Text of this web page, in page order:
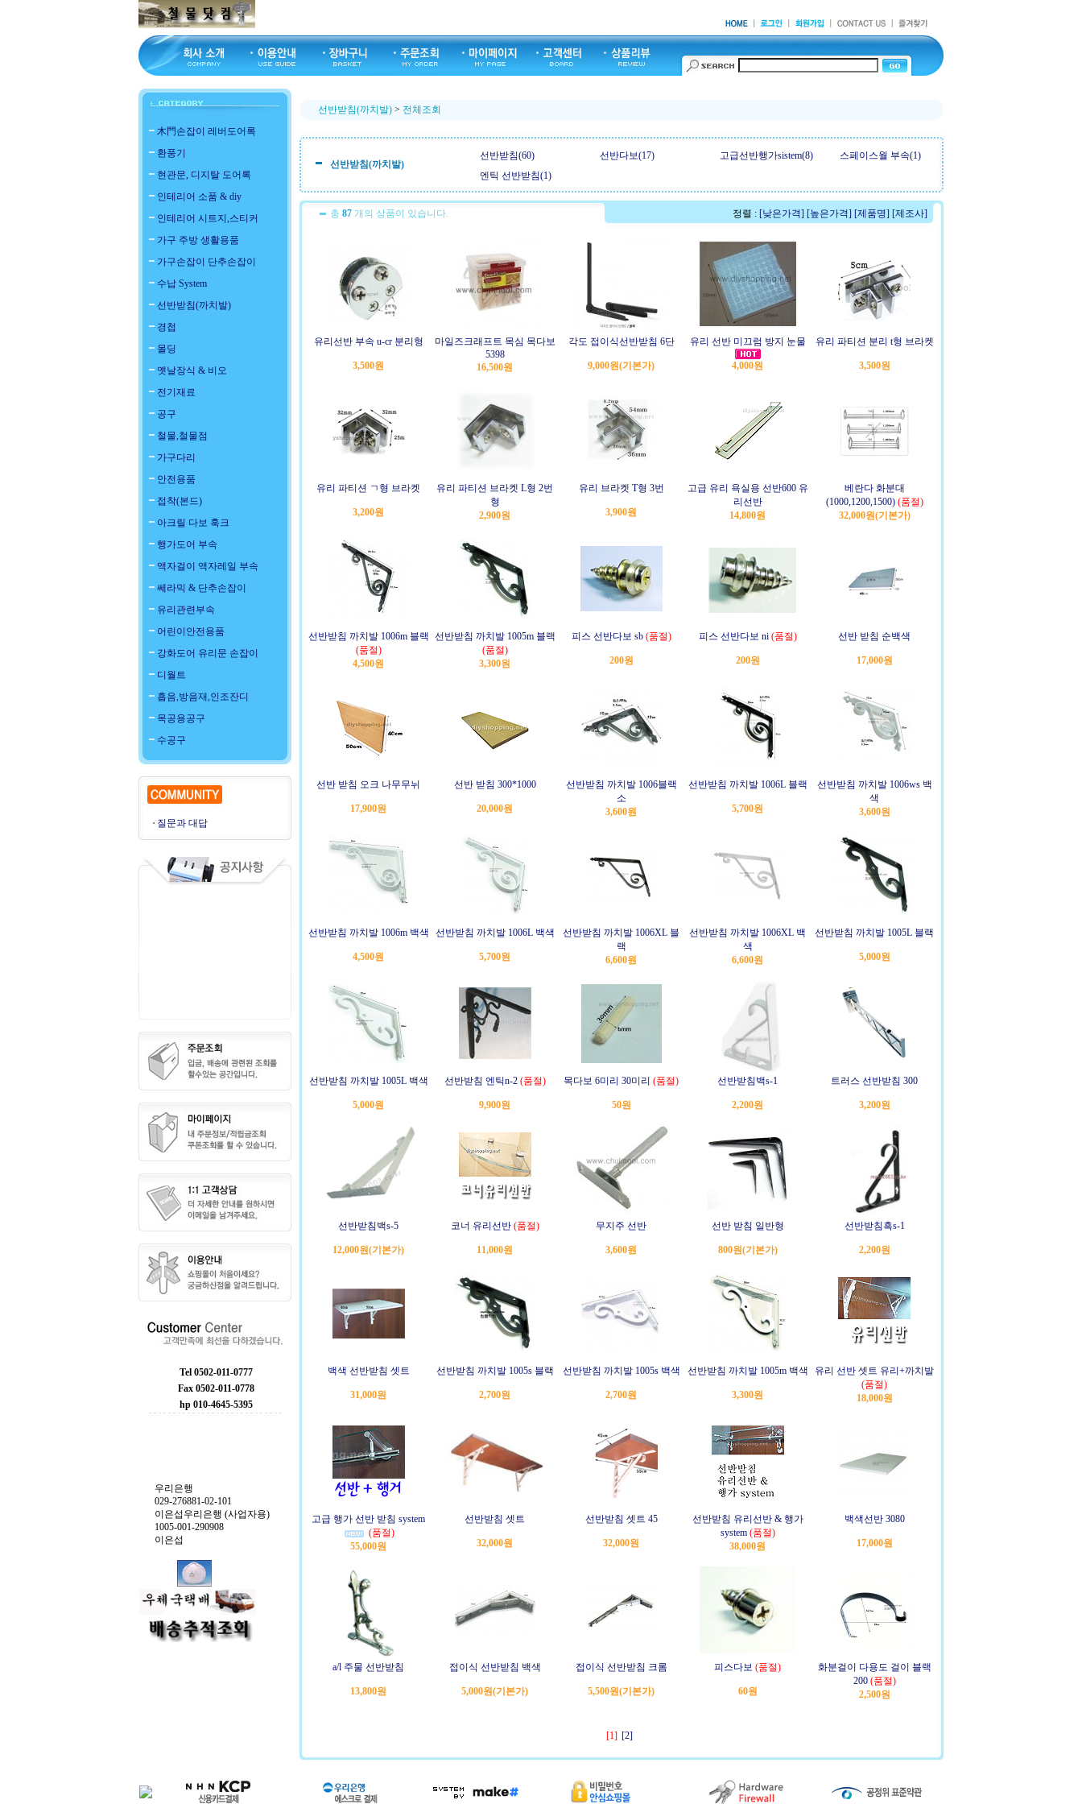
木門손잡이 레버도어록
환풍기
현관문, 디지탈 도어록
인테리어 소품 & diy
인테리어 시트지,스티커
가구 주방 생활용품
가구손잡이 단추손잡이
수납 System
선반받침(까치발)
경첩
몰딩
옛날장식 & 비오
전기재료
공구
철물,철물점
가구다리
안전용품
접착(본드)
아크릴 다보 훅크
행가도어 부속
액자걸이 액자레일 부속
쎄라믹 & 단추손잡이
유리관련부속
어린이안전용품
강화도어 유리문 손잡이
디월트
흡음,방음재,인조잔디
목공용공구
수공구
질문과 대답
Tel 0502-011-0777
Fax 0502-011-0778
hp 010-4645-5395
우리은행
029-276881-02-101
이은섭우리은행 (사업자용)
1005-001-290908
이은섭
선반받침(까치발) > 전체조회
선반받침(까치발)
선반받침(60) 선반다보(17) 고급선반행가sistem(8)
스페이스월 부속(1)
엔틱 선반받침(1)
총 87 개의 상품이 있습니다. 정렬 : [낮은가격] [높은가격] [제품명] [제조사]
유리선반 부속 u-cr 분리형
3,500원
마일즈크래프트 목심 목다보
5398
16,500원
각도 접이식선반받침 6단
9,000원(기본가)
유리 선반 미끄럼 방지 눈물
4,000원
유리 파티션 분리 t형 브라켓
3,500원
유리 파티션 ㄱ형 브라켓
3,200원
유리 파티션 브라켓 L형 2번
형
2,900원
유리 브라켓 T형 3번
3,900원
고급 유리 욕실용 선반600 유
리선반
14,800원
베란다 화분대
(1000,1200,1500) (품절)
32,000원(기본가)
선반받침 까치발 1006m 블랙
(품절)
4,500원
선반받침 까치발 1005m 블랙
(품절)
3,300원
피스 선반다보 sb (품절)
200원
피스 선반다보 ni (품절)
200원
선반 받침 순백색
17,000원
선반 받침 오크 나무무뉘
17,900원
선반 받침 300*1000
20,000원
선반받침 까치발 1006블랙
소
3,600원
선반받침 까치발 1006L 블랙
5,700원
선반받침 까치발 1006ws 백
색
3,600원
선반받침 까치발 1006m 백색
4,500원
선반받침 까치발 1006L 백색
5,700원
선반받침 까치발 1006XL 블
랙
6,600원
선반받침 까치발 1006XL 백
색
6,600원
선반받침 까치발 1005L 블랙
5,000원
선반받침 까치발 1005L 백색
5,000원
선반받침 엔틱n-2 (품절)
9,900원
목다보 6미리 30미리 (품절)
50원
선반받침백s-1
2,200원
트러스 선반받침 300
3,200원
선반받침백s-5
12,000원(기본가)
코너 유리선반 (품절)
11,000원
무지주 선반
3,600원
선반 받침 일반형
800원(기본가)
선반받침흑s-1
2,200원
백색 선반받침 셋트
31,000원
선반받침 까치발 1005s 블랙
2,700원
선반받침 까치발 1005s 백색
2,700원
선반받침 까치발 1005m 백색
3,300원
유리 선반 셋트 유리+까치발
(품절)
18,000원
고급 행가 선반 받침 system
(품절)
55,000원
선반받침 셋트
32,000원
선반받침 셋트 45
32,000원
선반받침 유리선반 & 행가
system (품절)
38,000원
백색선반 3080
17,000원
a/l 주물 선반받침
13,800원
접이식 선반받침 백색
5,000원(기본가)
접이식 선반받침 크롬
5,500원(기본가)
피스다보 (품절)
60원
화분걸이 다용도 걸이 블랙
200 (품절)
2,500원
[1] [2]